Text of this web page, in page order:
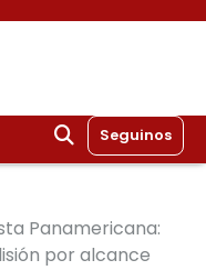
Seguinos
Panamericana:
por alcance